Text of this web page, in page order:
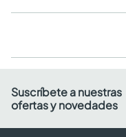
Suscríbete a nuestras
ofertas y novedades